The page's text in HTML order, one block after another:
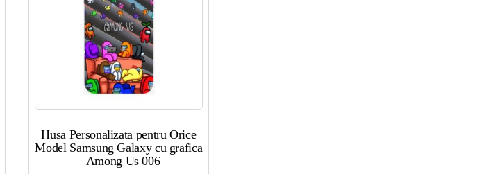
Husa Personalizata pentru Orice
Model Samsung Galaxy cu grafica
– Among Us 006